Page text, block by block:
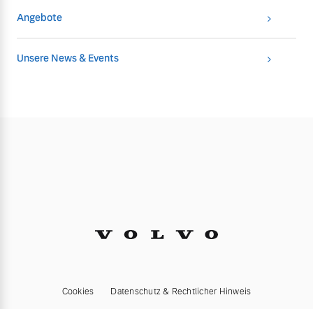
Angebote
Unsere News & Events
Cookies Datenschutz & Rechtlicher Hinweis